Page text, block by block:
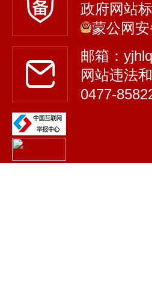
政府网站
蒙公网
邮箱：
网站违法
0477-